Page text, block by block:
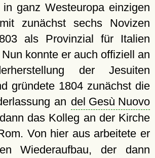
ganz Westeuropa einzigen
zunächst sechs Novizen
als Provinzial für Italien
konnte er auch offiziell an
der Jesuiten
gründete 1804 zunächst die
an del Gesù Nuovo
das Kolleg an der Kirche
Von hier aus arbeitete er
Wiederaufbau, der dann